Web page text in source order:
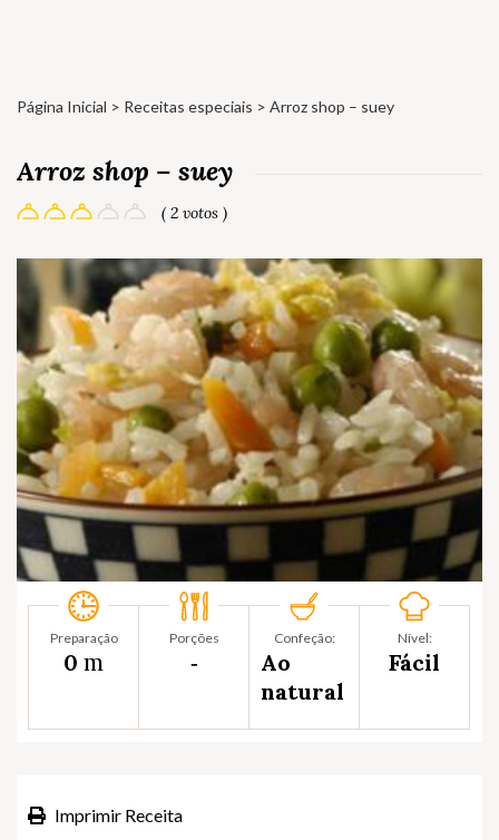
Página Inicial > Receitas especiais > Arroz shop – suey
Arroz shop – suey
( 2 votos )
Preparação
0 m
Porções
‐
Confeção:
Ao
natural
Nível:
Fácil
Imprimir Receita